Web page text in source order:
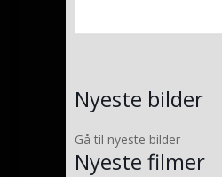
Nyeste bilder
Gå til nyeste bilder
Nyeste filmer